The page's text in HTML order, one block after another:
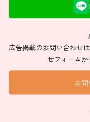
広告掲載のお問い合わせ
せフォームか
お